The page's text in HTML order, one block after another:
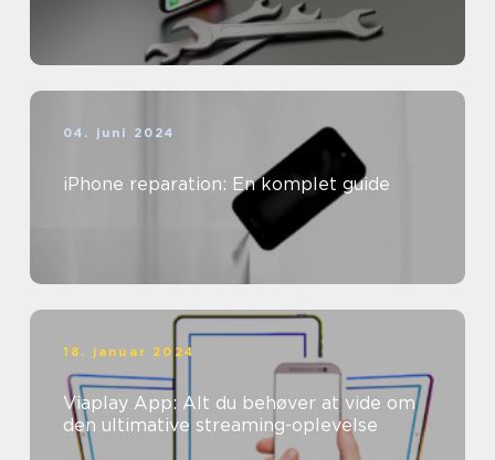
04. juni 2024
iPhone reparation: En komplet guide
18. januar 2024
Viaplay App: Alt du behøver at vide om
den ultimative streaming-oplevelse